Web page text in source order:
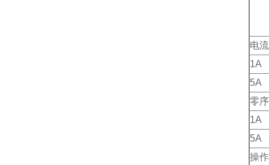
电
1A
5A
零
1A
5A
操